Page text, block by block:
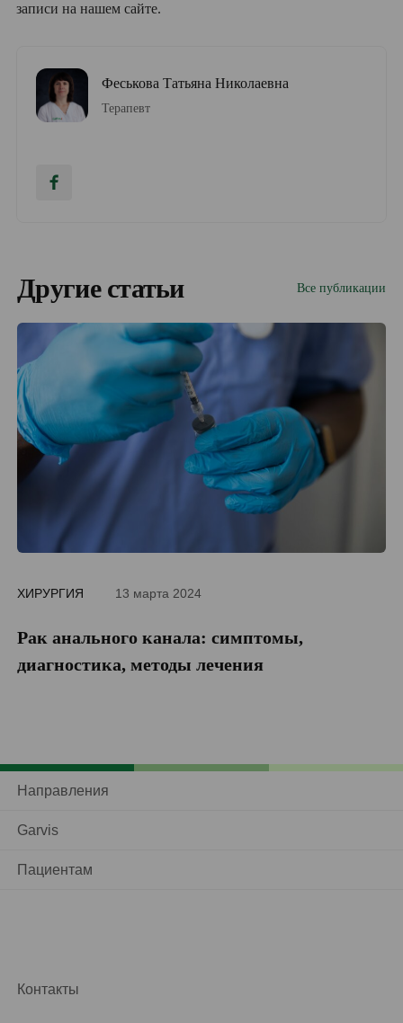
записи на нашем сайте.
Феськова Татьяна Николаевна
Терапевт
Другие статьи Все публикации
ХИРУРГИЯ 13 марта 2024
Рак анального канала: симптомы,
диагностика, методы лечения
Направления
Garvis
Пациентам
Контакты